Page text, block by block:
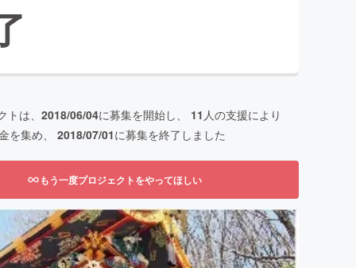
は、 2018/06/04に募集を開始し、 11 人の支援により
を集め、 2018/07/01に募集を終了しました
もう一度プロジェクトをやってほしい